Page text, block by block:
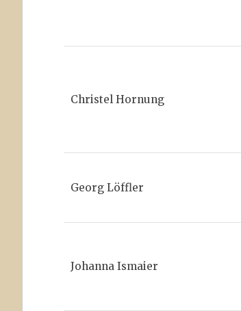
Christel Hornung
Georg Löffler
Johanna Ismaier